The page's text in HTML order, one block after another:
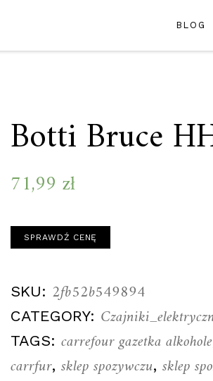
BLOG
Botti Bruce
71,99 zł
SPRAWDŹ CENĘ
SKU: 2fb52b549894
CATEGORY:
TAGS:carrefour gazetka alkohole
carrfur,sklep spozywczu,sklep